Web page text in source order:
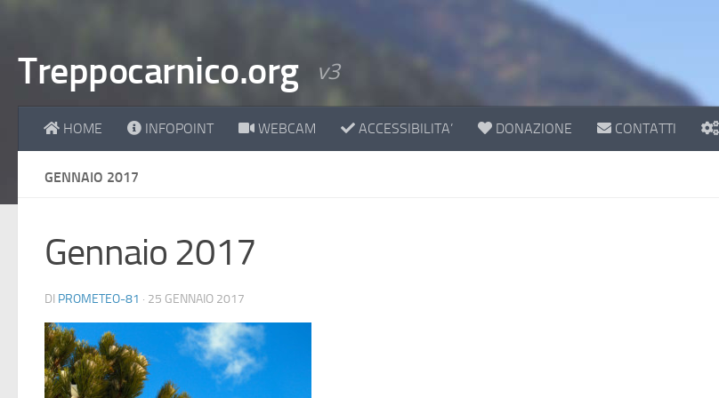
Treppocarnico.org v3
HOME INFOPOINT WEBCAM ACCESSIBILITA’ DONAZIONE CONTATTI
GENNAIO 2017
Gennaio 2017
DI PROMETEO-81 · 25 GENNAIO 2017